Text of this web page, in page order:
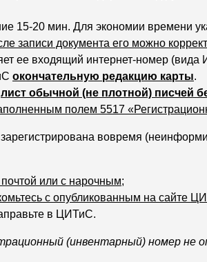
15-20 мин. Для экономии времени
записи документа его можно
ее входящий интернет-номер
окончательную редакцию карты.
лист обычной (не плотной) писчей
полем 5517
вовремя
или с нарочным;
с опубликованным на сайте
в ЦИТиС.
(инвентарный) номер не